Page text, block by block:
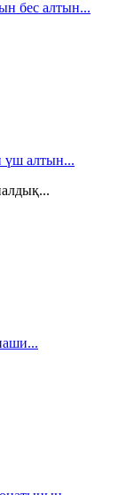
бес алтын...
үш алтын...